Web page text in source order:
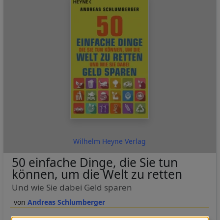
Wilhelm Heyne Verlag
Andreas Schlumberger
50 einfache Dinge, die Sie tun
können, um die Welt zu retten
Und wie Sie dabei Geld sparen